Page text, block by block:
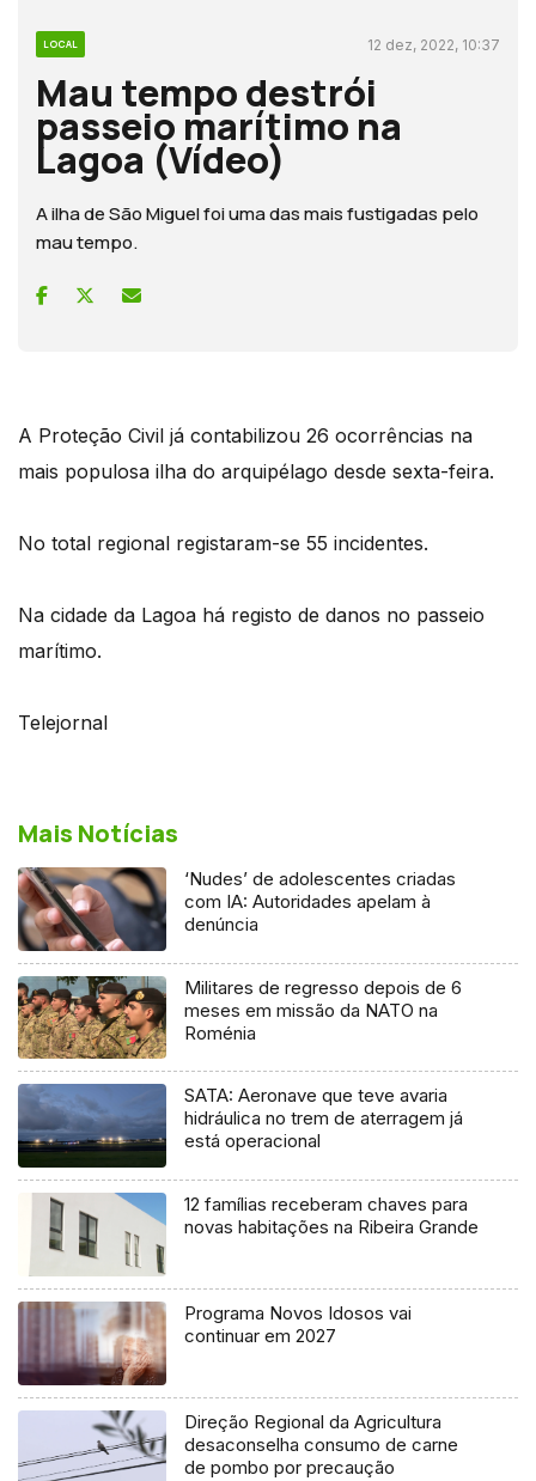
LOCAL 12 dez, 2022, 10:37
Mau tempo destrói
passeio marítimo na
Lagoa (Vídeo)
A ilha de São Miguel foi uma das mais fustigadas pelo
mau tempo.
A Proteção Civil já contabilizou 26 ocorrências na
mais populosa ilha do arquipélago desde sexta-feira.
No total regional registaram-se 55 incidentes.
Na cidade da Lagoa há registo de danos no passeio
marítimo.
Telejornal
Mais Notícias
‘Nudes’ de adolescentes criadas
com IA: Autoridades apelam à
denúncia
Militares de regresso depois de 6
meses em missão da NATO na
Roménia
SATA: Aeronave que teve avaria
hidráulica no trem de aterragem já
está operacional
12 famílias receberam chaves para
novas habitações na Ribeira Grande
Programa Novos Idosos vai
continuar em 2027
Direção Regional da Agricultura
desaconselha consumo de carne
de pombo por precaução